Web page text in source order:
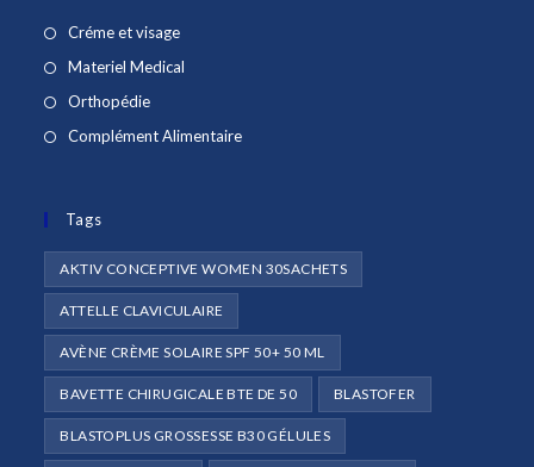
Créme et visageS’ouvre
dans
Materiel Medical
OrthopédieS’ouvre
dans
Complément AlimentaireS’ouvre
onglet
Tags
AKTIV CONCEPTIVE WOMEN 30SACHETS
ATTELLE CLAVICULAIRE
AVÈNE CRÈME SOLAIRE SPF 50+ 50 ML
BAVETTE CHIRUGICALE BTE DE 50 BLASTOFER
BLASTOPLUS GROSSESSE B30 GÉLULES